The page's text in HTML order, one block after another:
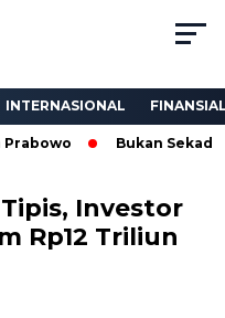
INTERNASIONAL
Bukan Sekadar
Investor
Rp12 Triliun